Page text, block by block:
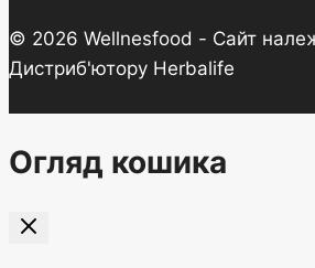
© 2026 Wellnesfood - Сайт
Дистриб'ютору Herbalife
Огляд кошика